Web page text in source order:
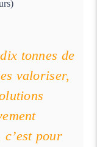
tonnes de
valoriser,
pour